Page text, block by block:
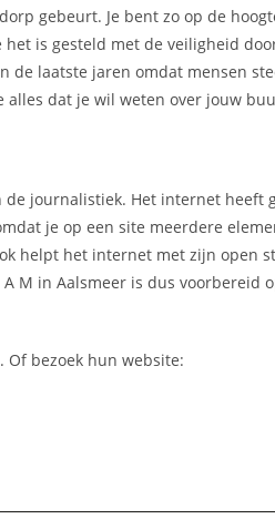
gebeurt. Je bent zo op de
is gesteld met de veiligheid
laatste jaren omdat mensen
dat je wil weten over jouw
journalistiek. Het internet heeft
je op een site meerdere
helpt het internet met zijn open
M in Aalsmeer is dus voorbereid
. Of bezoek hun website: